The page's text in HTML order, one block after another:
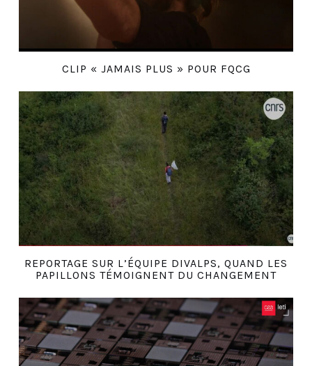
CLIP « JAMAIS PLUS » POUR FQCG
REPORTAGE SUR L’ÉQUIPE DIVALPS, QUAND LES
PAPILLONS TÉMOIGNENT DU CHANGEMENT